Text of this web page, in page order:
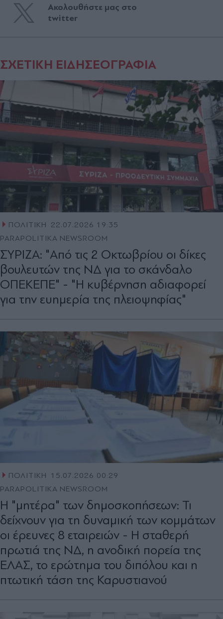
Ακολουθήστε μας στο
twitter
ΣΧΕΤΙΚΗ ΕΙΔΗΣΕΟΓΡΑΦΙΑ
ΠΟΛΙΤΙΚΗ
22.07.2026 19:35
PARAPOLITIKA NEWSROOM
ΣΥΡΙΖΑ: "Από τις 2 Οκτωβρίου οι δίκες
βουλευτών της ΝΔ για το σκάνδαλο
ΟΠΕΚΕΠΕ" - "Η κυβέρνηση αδιαφορεί
για την ευημερία της πλειοψηφίας"
ΠΟΛΙΤΙΚΗ
15.07.2026 00:29
PARAPOLITIKA NEWSROOM
H "μητέρα" των δημοσκοπήσεων: Τι
δείχνουν για τη δυναμική των κομμάτων
οι έρευνες 8 εταιρειών - Η σταθερή
πρωτιά της ΝΔ, η ανοδική πορεία της
ΕΛΑΣ, το ερώτημα του διπόλου και η
πτωτική τάση της Καρυστιανού